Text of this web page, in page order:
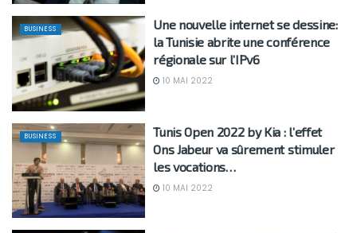
BUSINESS
Une nouvelle internet se dessine:
la Tunisie abrite une conférence
régionale sur l’IPv6
10 MAI 2022
BUSINESS
Tunis Open 2022 by Kia : l’effet
Ons Jabeur va sûrement stimuler
les vocations…
10 MAI 2022